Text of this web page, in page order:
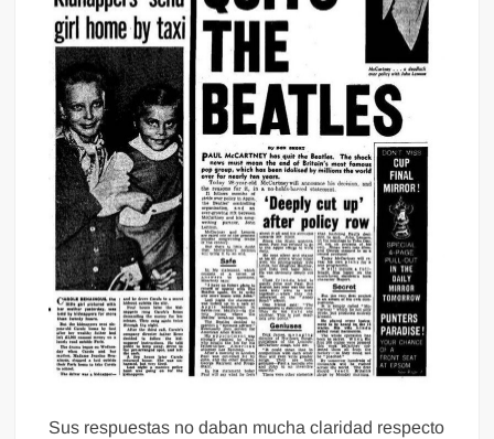
Sus respuestas no daban mucha claridad respecto